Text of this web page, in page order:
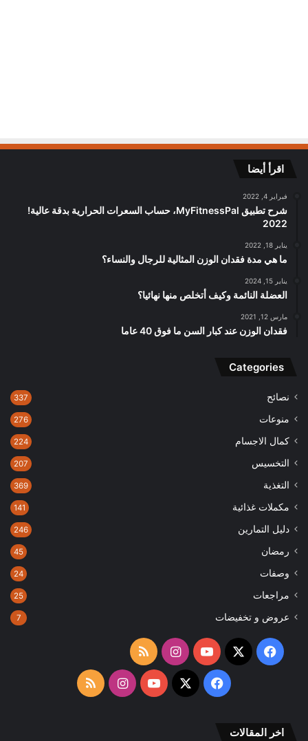
اقرأ أيضا
فبراير 4, 2022
شرح تطبيق MyFitnessPal، حساب السعرات الحرارية بدقة عالية!
2022
يناير 18, 2022
ما هي مدة فقدان الوزن المثالية للرجال والنساء؟
يناير 15, 2024
العضلة النائمة وكيف أتخلص منها نهائيا؟
مارس 12, 2021
فقدان الوزن عند كبار السن ما فوق 40 عاما
Categories
نصائح 337
منوعات 276
كمال الاجسام 224
التخسيس 207
التغذية 369
مكملات غذائية 141
دليل التمارين 246
رمضان 45
وصفات 24
مراجعات 25
عروض و تخفيضات 7
فيسبوك
‫X
‫YouTubeانستقرامملخص
الموقع
فيسبوك
‫X
‫YouTubeانستقرامملخص
اخر المقالات